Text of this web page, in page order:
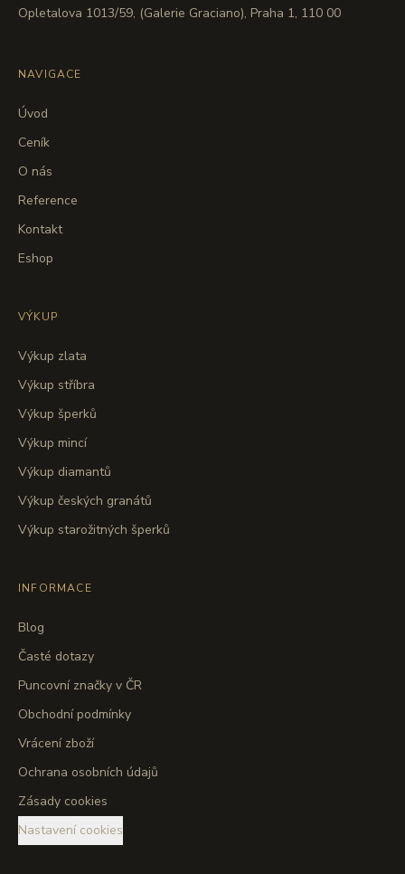
Opletalova 1013/59, (Galerie Graciano), Praha 1, 110 00
NAVIGACE
Úvod
Ceník
O nás
Reference
Kontakt
Eshop
VÝKUP
Výkup zlata
Výkup stříbra
Výkup šperků
Výkup mincí
Výkup diamantů
Výkup českých granátů
Výkup starožitných šperků
INFORMACE
Blog
Časté dotazy
Puncovní značky v ČR
Obchodní podmínky
Vrácení zboží
Ochrana osobních údajů
Zásady cookies
Nastavení cookies